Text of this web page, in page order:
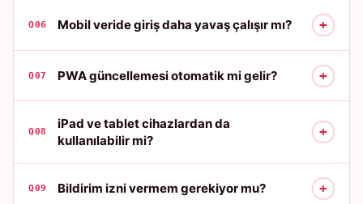
Q06 Mobil veride giriş daha yavaş çalışır mı? +
Q07 PWA güncellemesi otomatik mi gelir? +
Q08
iPad ve tablet cihazlardan da
kullanılabilir mi?
+
Q09 Bildirim izni vermem gerekiyor mu? +